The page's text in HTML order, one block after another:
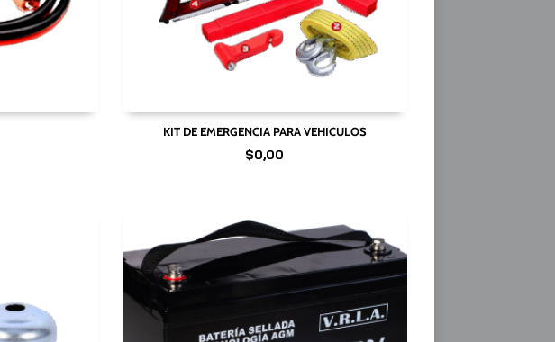
KIT DE EMERGENCIA PARA VEHICULOS
$0,00